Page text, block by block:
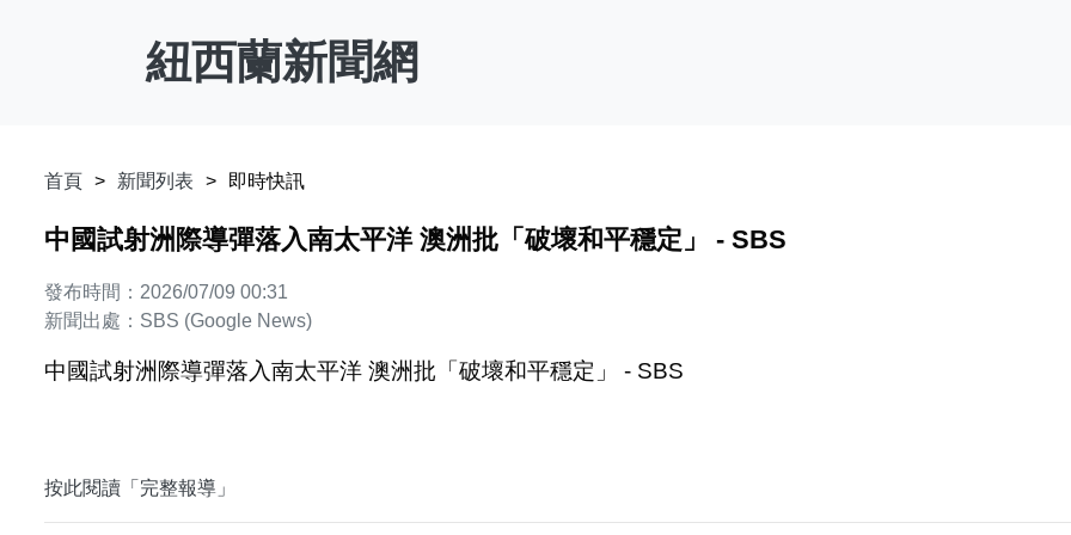
紐西蘭新聞網
首頁 新聞列表 即時快訊
中國試射洲際導彈落入南太平洋 澳洲批「破壞和平穩定」 - SBS
發布時間：2026/07/09 00:31
新聞出處：SBS (Google News)
中國試射洲際導彈落入南太平洋 澳洲批「破壞和平穩定」 - SBS
按此閱讀「完整報導」